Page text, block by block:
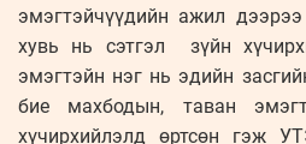
эмэгтэйчүүдийн ажил
хувь нь сэтгэл зүйн
эмэгтэйн нэг нь эдийн
бие махбодын, таван
хүчирхийлэлд өртсөн гэж